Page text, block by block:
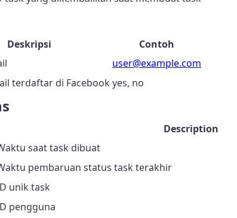
Deskripsi Contoh
user@example.com
terdaftar di Facebook yes, no
Description
saat task dibuat
pembaruan status task terakhir
unik task
pengguna